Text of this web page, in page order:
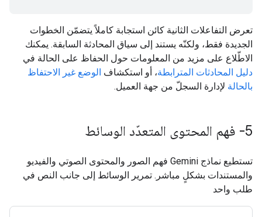
تعرض التفاعلات الثانية كائن استجابة كاملاً يتضمّن الخطوات
الجديدة فقط، ولكنّه يستند إلى سياق المحادثة السابقة. يمكنك
الاطّلاع على مزيد من المعلومات حول الحفاظ على الحالة في
دليل المحادثات المترابطة، أو استكشاف الوضع غير الاحتفاظ
بالحالة لإدارة السجلّ من جهة العميل.
5- فهم المحتوى المتعدّد الوسائط
تستطيع نماذج Gemini فهم الصور والمحتوى الصوتي والفيديو
والمستندات بشكلٍ مباشر. تمرير الوسائط إلى جانب النص في
طلب واحد